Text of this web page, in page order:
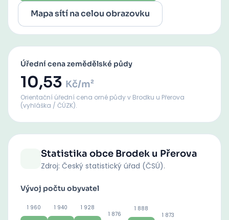
Mapa sítí na celou obrazovku
Úřední cena zemědělské půdy
10,53 Kč/m²
Orientační úřední cena orné půdyv Brodku u Přerova
(vyhláška / ČÚZK).
Statistika obce Brodek u Přerova
Zdroj: Český statistický úřad (ČSÚ).
Vývoj počtu obyvatel
1 960 1 940 1 928
1 876
1 888
1 873